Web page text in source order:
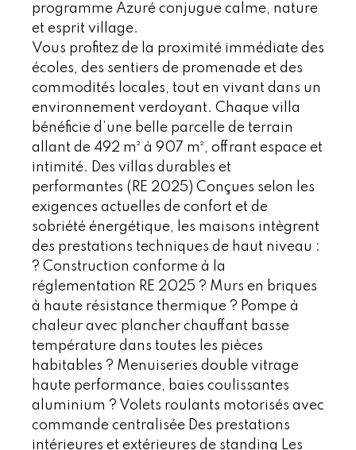
programme Azuré conjugue calme, nature
et esprit village.
Vous profitez de la proximité immédiate des
écoles, des sentiers de promenade et des
commodités locales, tout en vivant dans un
environnement verdoyant. Chaque villa
bénéficie d’une belle parcelle de terrain
allant de 492 m² à 907 m², offrant espace et
intimité. Des villas durables et
performantes (RE 2025) Conçues selon les
exigences actuelles de confort et de
sobriété énergétique, les maisons intègrent
des prestations techniques de haut niveau :
? Construction conforme à la
réglementation RE 2025 ? Murs en briques
à haute résistance thermique ? Pompe à
chaleur avec plancher chauffant basse
température dans toutes les pièces
habitables ? Menuiseries double vitrage
haute performance, baies coulissantes
aluminium ? Volets roulants motorisés avec
commande centralisée Des prestations
intérieures et extérieures de standing Les